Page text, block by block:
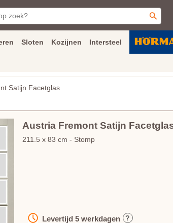
Sloten Kozijnen Intersteel
Satijn Facetglas
Austria Fremont Satijn
211.5 x 83 cm - Stomp
Levertijd 5werkdagen ?